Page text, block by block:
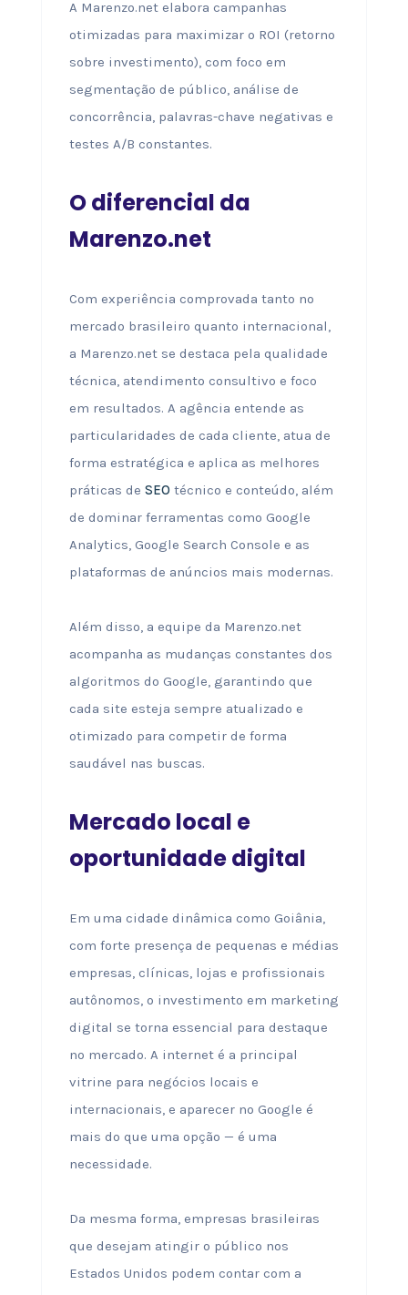
A Marenzo.net elabora campanhas
otimizadas para maximizar o ROI (retorno
sobre investimento), com foco em
segmentação de público, análise de
concorrência, palavras-chave negativas e
testes A/B constantes.
O diferencial da
Marenzo.net
Com experiência comprovada tanto no
mercado brasileiro quanto internacional,
a Marenzo.net se destaca pela qualidade
técnica, atendimento consultivo e foco
em resultados. A agência entende as
particularidades de cada cliente, atua de
forma estratégica e aplica as melhores
práticas de SEO técnico e conteúdo, além
de dominar ferramentas como Google
Analytics, Google Search Console e as
plataformas de anúncios mais modernas.
Além disso, a equipe da Marenzo.net
acompanha as mudanças constantes dos
algoritmos do Google, garantindo que
cada site esteja sempre atualizado e
otimizado para competir de forma
saudável nas buscas.
Mercado local e
oportunidade digital
Em uma cidade dinâmica como Goiânia,
com forte presença de pequenas e médias
empresas, clínicas, lojas e profissionais
autônomos, o investimento em marketing
digital se torna essencial para destaque
no mercado. A internet é a principal
vitrine para negócios locais e
internacionais, e aparecer no Google é
mais do que uma opção — é uma
necessidade.
Da mesma forma, empresas brasileiras
que desejam atingir o público nos
Estados Unidos podem contar com a